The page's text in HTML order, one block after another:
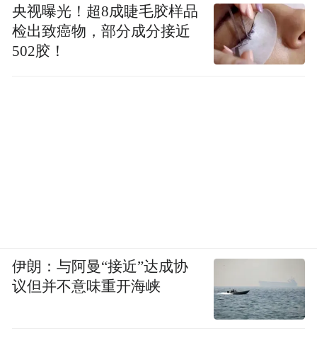
央视曝光！超8成睫毛胶样品
检出致癌物，部分成分接近
502胶！
伊朗：与阿曼“接近”达成协
议但并不意味重开海峡